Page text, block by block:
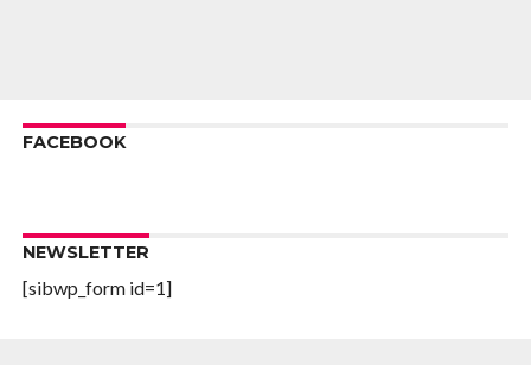
FACEBOOK
NEWSLETTER
[sibwp_form id=1]